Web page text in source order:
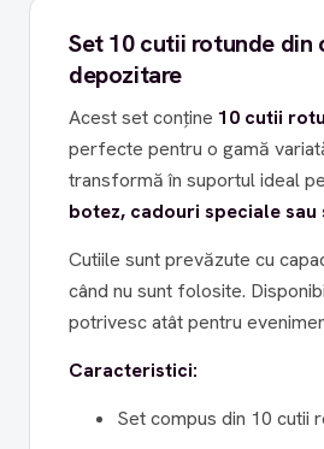
Set 10 cutii rotunde
depozitare
Acest set conține 10 cutii
perfecte pentru o gamă
transformă în suportul ideal
botez, cadouri speciale
Cutiile sunt prevăzute cu
când nu sunt folosite.
potrivesc atât pentru
Caracteristici:
Set compus din 10 cutii